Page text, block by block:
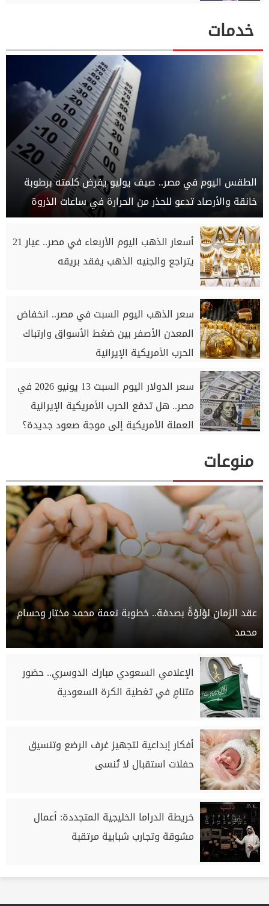
خدمات
الطقس اليوم في مصر.. صيف يوليو يفرض كلمته برطوبة
خانقة والأرصاد تدعو للحذر من الحرارة في ساعات الذروة
أسعار الذهب اليوم الأربعاء في مصر.. عيار 21
يتراجع والجنيه الذهب يفقد بريقه
سعر الذهب اليوم السبت في مصر.. انخفاض
المعدن الأصفر بين ضغط الأسواق وارتباك
الحرب الأمريكية الإيرانية
سعر الدولار اليوم السبت 13 يونيو 2026 في
مصر.. هل تدفع الحرب الأمريكية الإيرانية
العملة الأمريكية إلى موجة صعود جديدة؟
منوعات
عقد الزمان لؤلؤةً بصدفة.. خطوبة نعمة محمد مختار وحسام
محمد
الإعلامي السعودي مبارك الدوسري.. حضور
متنامٍ في تغطية الكرة السعودية
أفكار إبداعية لتجهيز غرف الرضع وتنسيق
حفلات استقبال لا تُنسى
خريطة الدراما الخليجية المتجددة: أعمال
مشوقة وتجارب شبابية مرتقبة